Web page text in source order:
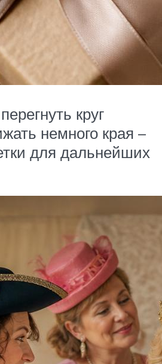
круг
немного края –
для дальнейших